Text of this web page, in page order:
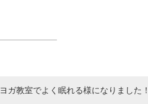
ヨガ教室でよく眠れる様になりました